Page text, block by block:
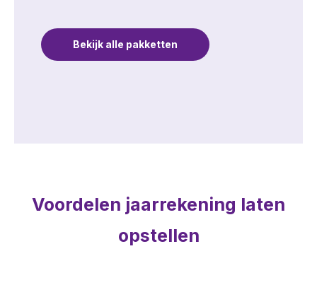
Bekijk alle pakketten
Voordelen jaarrekening laten
opstellen